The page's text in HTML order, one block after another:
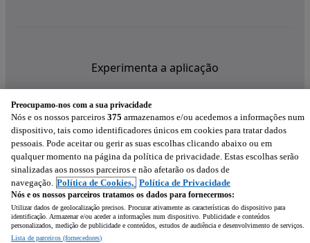
Experimenta a aplicação
Preocupamo-nos com a sua privacidade
Nós e os nossos parceiros 375 armazenamos e/ou acedemos a informações num
dispositivo, tais como identificadores únicos em cookies para tratar dados
pessoais. Pode aceitar ou gerir as suas escolhas clicando abaixo ou em
qualquer momento na página da política de privacidade. Estas escolhas serão
sinalizadas aos nossos parceiros e não afetarão os dados de
navegação. Política de Cookies, Política de Privacidade
Nós e os nossos parceiros tratamos os dados para fornecermos:
Utilizar dados de geolocalização precisos. Procurar ativamente as características do dispositivo para
identificação. Armazenar e/ou aceder a informações num dispositivo. Publicidade e conteúdos
personalizados, medição de publicidade e conteúdos, estudos de audiência e desenvolvimento de serviços.
Lista de parceiros (fornecedores)